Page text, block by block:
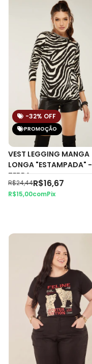
VEST LEGGING MANGA
LONGA "ESTAMPADA" -
ZEBRA
-32% OFF
PROMOÇÃO
R$24,44R$16,67
R$15,00comPix